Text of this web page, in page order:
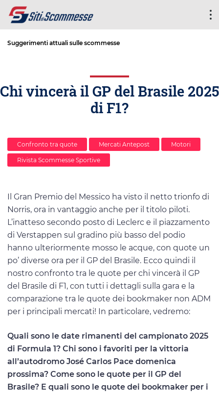
Suggerimenti attuali sulle scommesse
Chi vincerà il GP del Brasile 2025
di F1?
Confronto tra quote Mercati Antepost Motori
Rivista Scommesse Sportive
Il Gran Premio del Messico ha visto il netto trionfo di
Norris, ora in vantaggio anche per il titolo piloti.
L’inatteso secondo posto di Leclerc e il piazzamento
di Verstappen sul gradino più basso del podio
hanno ulteriormente mosso le acque, con quote un
po’ diverse ora per il GP del Brasile. Ecco quindi il
nostro confronto tra le quote per chi vincerà il GP
del Brasile di F1, con tutti i dettagli sulla gara e la
comparazione tra le quote dei bookmaker non ADM
per i principali mercati! In particolare, vedremo:
Quali sono le date rimanenti del campionato 2025
di Formula 1? Chi sono i favoriti per la vittoria
all’autodromo José Carlos Pace domenica
prossima? Come sono le quote per il GP del
Brasile? E quali sono le quote dei bookmaker per i